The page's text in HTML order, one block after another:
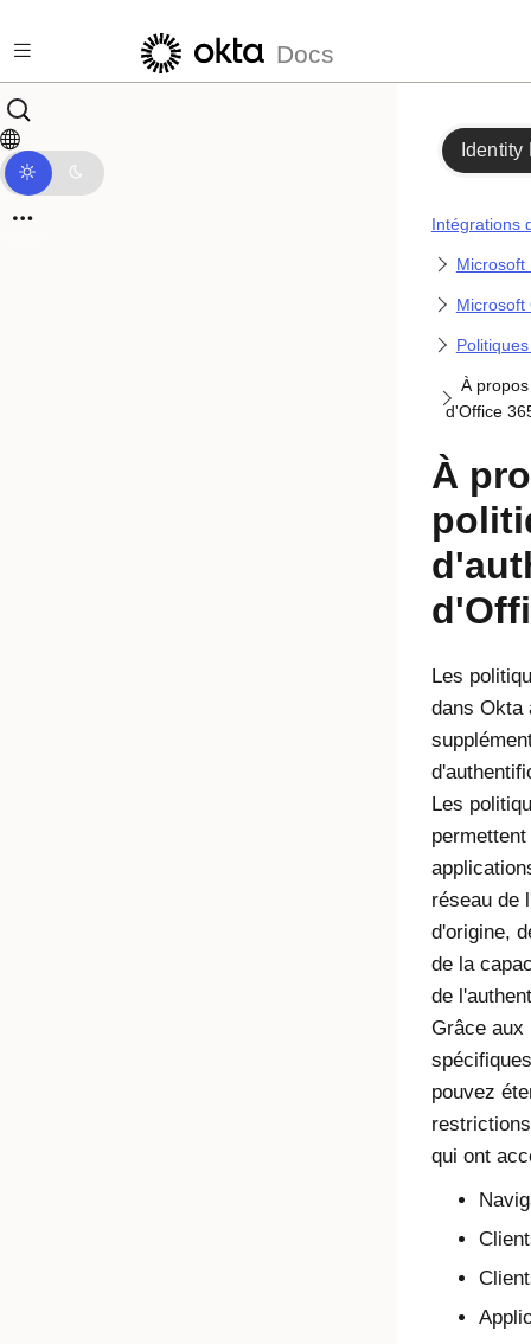
Docs
Identity
Intégrations
Microsoft
Microsoft
À
d'Office
À
Les
dans Okta
Les
réseau de
d'origine,
de la
de
Grâce aux
pouvez
qui ont